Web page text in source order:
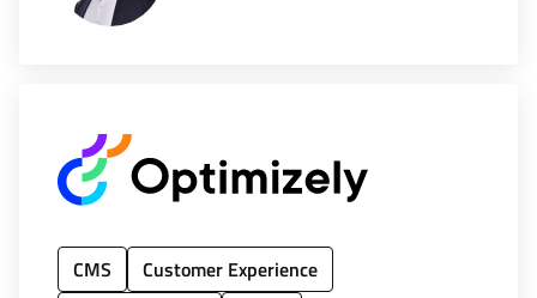
CMS
Customer Experience